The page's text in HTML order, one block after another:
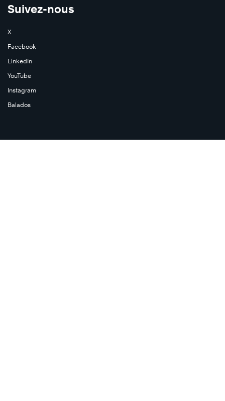
Suivez-nous
X
Facebook
LinkedIn
YouTube
Instagram
Balados